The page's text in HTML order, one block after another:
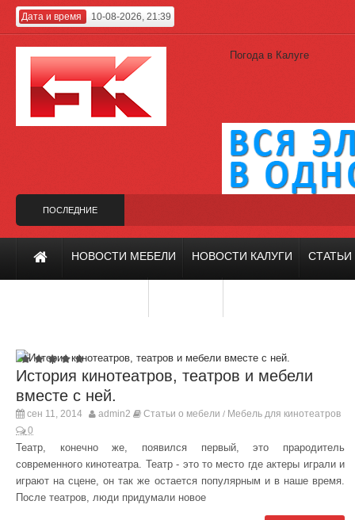
Дата и время 10-08-2026, 21:39
Погода в Калуге
ПОСЛЕДНИЕ
Калужский проект на фестивале «Зодчество-2019»
НОВОСТИ МЕБЕЛИ НОВОСТИ КАЛУГИ
История кинотеатров, театров и мебели
вместе с ней.
сен 11, 2014 admin2 Статьи о мебели / Мебель для кинотеатров
0
Театр, конечно же, появился первый, это прародитель
современного кинотеатра. Театр - это то место где актеры играли и
играют на сцене, он так же остается популярным и в наше время.
После театров, люди придумали новое